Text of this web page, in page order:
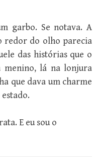
garbo. Se notava. A
redor do olho parecia
das histórias que o
menino, lá na lonjura
que dava um charme
E eu sou o